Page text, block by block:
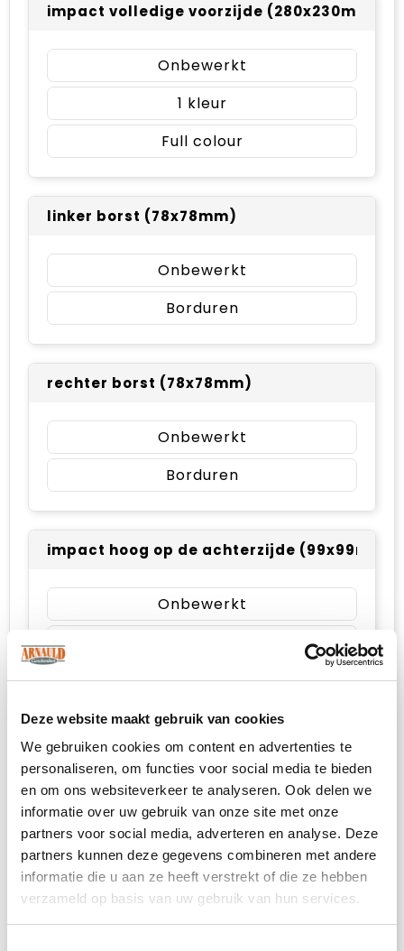
Deze website maakt gebruik van cookies
We gebruiken cookies om content en advertenties te
personaliseren, om functies voor social media te bieden
en om ons websiteverkeer te analyseren. Ook delen we
informatie over uw gebruik van onze site met onze
partners voor social media, adverteren en analyse. Deze
partners kunnen deze gegevens combineren met andere
informatie die u aan ze heeft verstrekt of die ze hebben
verzameld op basis van uw gebruik van hun services.
impact volledige voorzijde (280x230mm)
Onbewerkt
1
Full colour
linker borst (78x78mm)
Onbewerkt
Borduren
rechter borst (78x78mm)
Onbewerkt
Borduren
impact hoog op de achterzijde (99x99mm)
Onbewerkt
rechter bicep (78x78mm)
Onbewerkt
Borduren
linker bicep (78x78mm)